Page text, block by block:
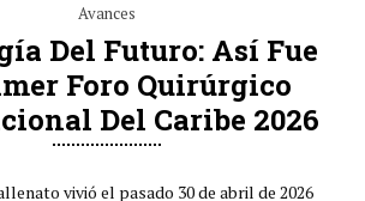
Avances
Del Futuro: Así Fue
Foro Quirúrgico
Del Caribe 2026
vivió el pasado 30 de abril de 2026